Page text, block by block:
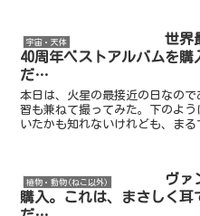
宇宙・天体
世界
40周年ベストアルバムを
だ…
本日は、火星の最接近の日なの
習も兼ねて撮ってみた。下のよ
いたかも知れないけれども、ま
植物・動物(ねこ以外)
ヴァ
購入。これは、まさしく